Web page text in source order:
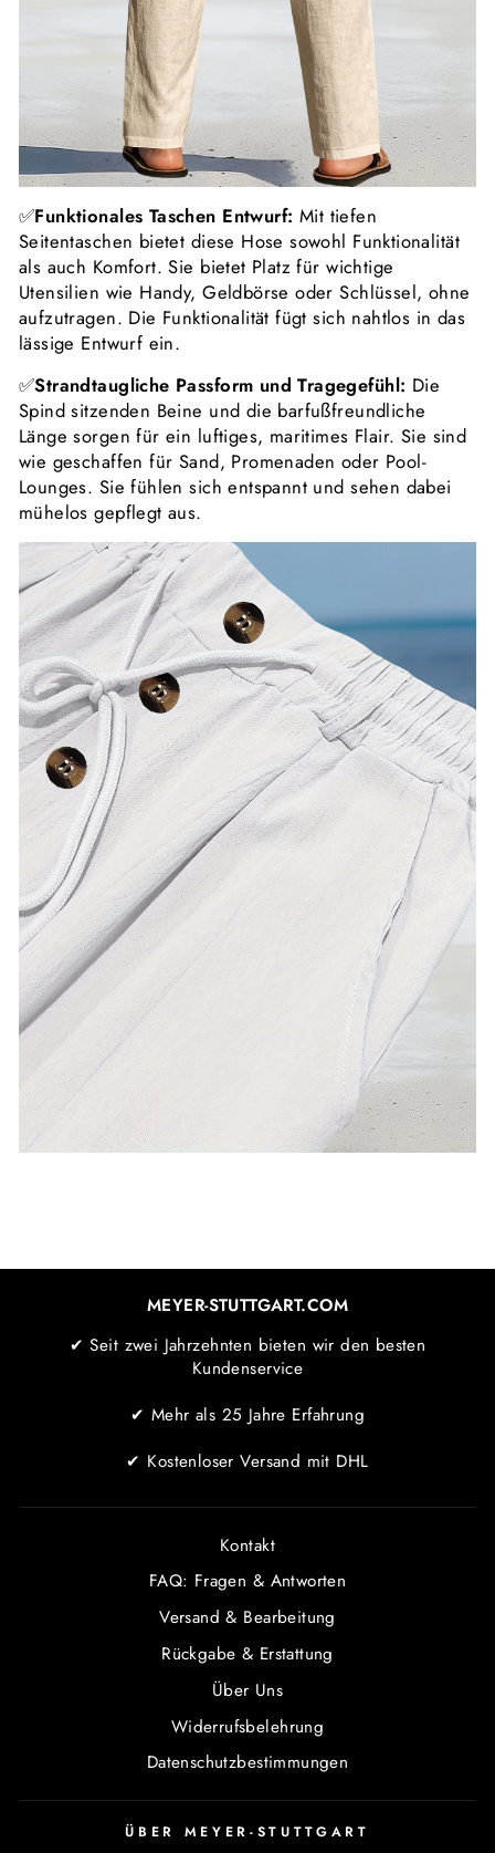
✅Funktionales Taschen Entwurf: Mit tiefen
Seitentaschen bietet diese Hose sowohl Funktionalität
als auch Komfort. Sie bietet Platz für wichtige
Utensilien wie Handy, Geldbörse oder Schlüssel, ohne
aufzutragen. Die Funktionalität fügt sich nahtlos in das
lässige Entwurf ein.
✅Strandtaugliche Passform und Tragegefühl: Die
Spind sitzenden Beine und die barfußfreundliche
Länge sorgen für ein luftiges, maritimes Flair. Sie sind
wie geschaffen für Sand, Promenaden oder Pool-
Lounges. Sie fühlen sich entspannt und sehen dabei
mühelos gepflegt aus.
MEYER-STUTTGART.COM
✔ Seit zwei Jahrzehnten bieten wir den besten
Kundenservice
✔ Mehr als 25 Jahre Erfahrung
✔ Kostenloser Versand mit DHL
Kontakt
FAQ: Fragen & Antworten
Versand & Bearbeitung
Rückgabe & Erstattung
Über Uns
Widerrufsbelehrung
Datenschutzbestimmungen
ÜBER MEYER-STUTTGART